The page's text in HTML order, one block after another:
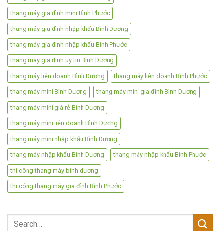
thang máy gia đình mini Bình Phước
thang máy gia đình nhập khẩu Bình Dương
thang máy gia đình nhập khẩu Bình Phước
thang máy gia đình uy tín Bình Dương
thang máy liên doanh Bình Dương thang máy liên doanh Bình Phước
thang máy mini Bình Dương thang máy mini gia đình Bình Dương
thang máy mini giá rẻ Bình Dương
thang máy mini liên doanh Bình Dương
thang máy mini nhập khẩu Bình Dương
thang máy nhập khẩu Bình Dương thang máy nhập khẩu Bình Phước
thi công thang máy bình dương
thi công thang máy gia đình Bình Phước
Search